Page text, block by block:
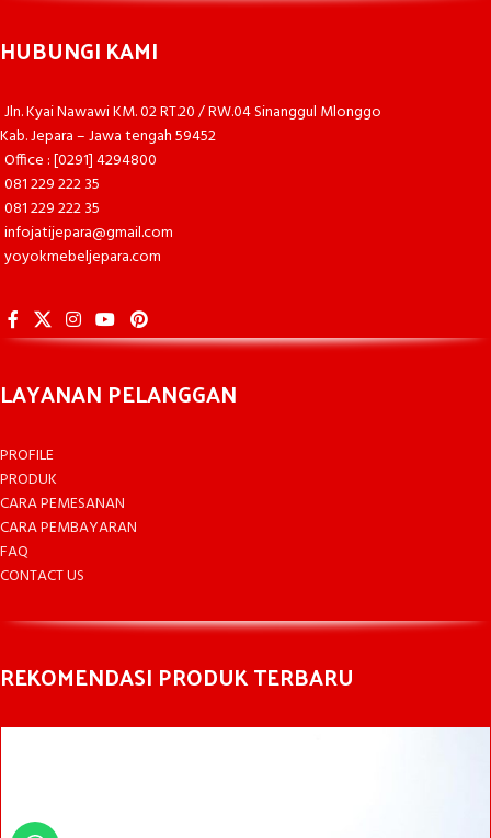
HUBUNGI KAMI
Jln. Kyai Nawawi KM. 02 RT.20 / RW.04 Sinanggul Mlonggo
Kab. Jepara – Jawa tengah 59452
Office : [0291] 4294800
081 229 222 35
081 229 222 35
infojatijepara@gmail.com
yoyokmebeljepara.com
LAYANAN PELANGGAN
PROFILE
PRODUK
CARA PEMESANAN
CARA PEMBAYARAN
FAQ
CONTACT US
REKOMENDASI PRODUK TERBARU